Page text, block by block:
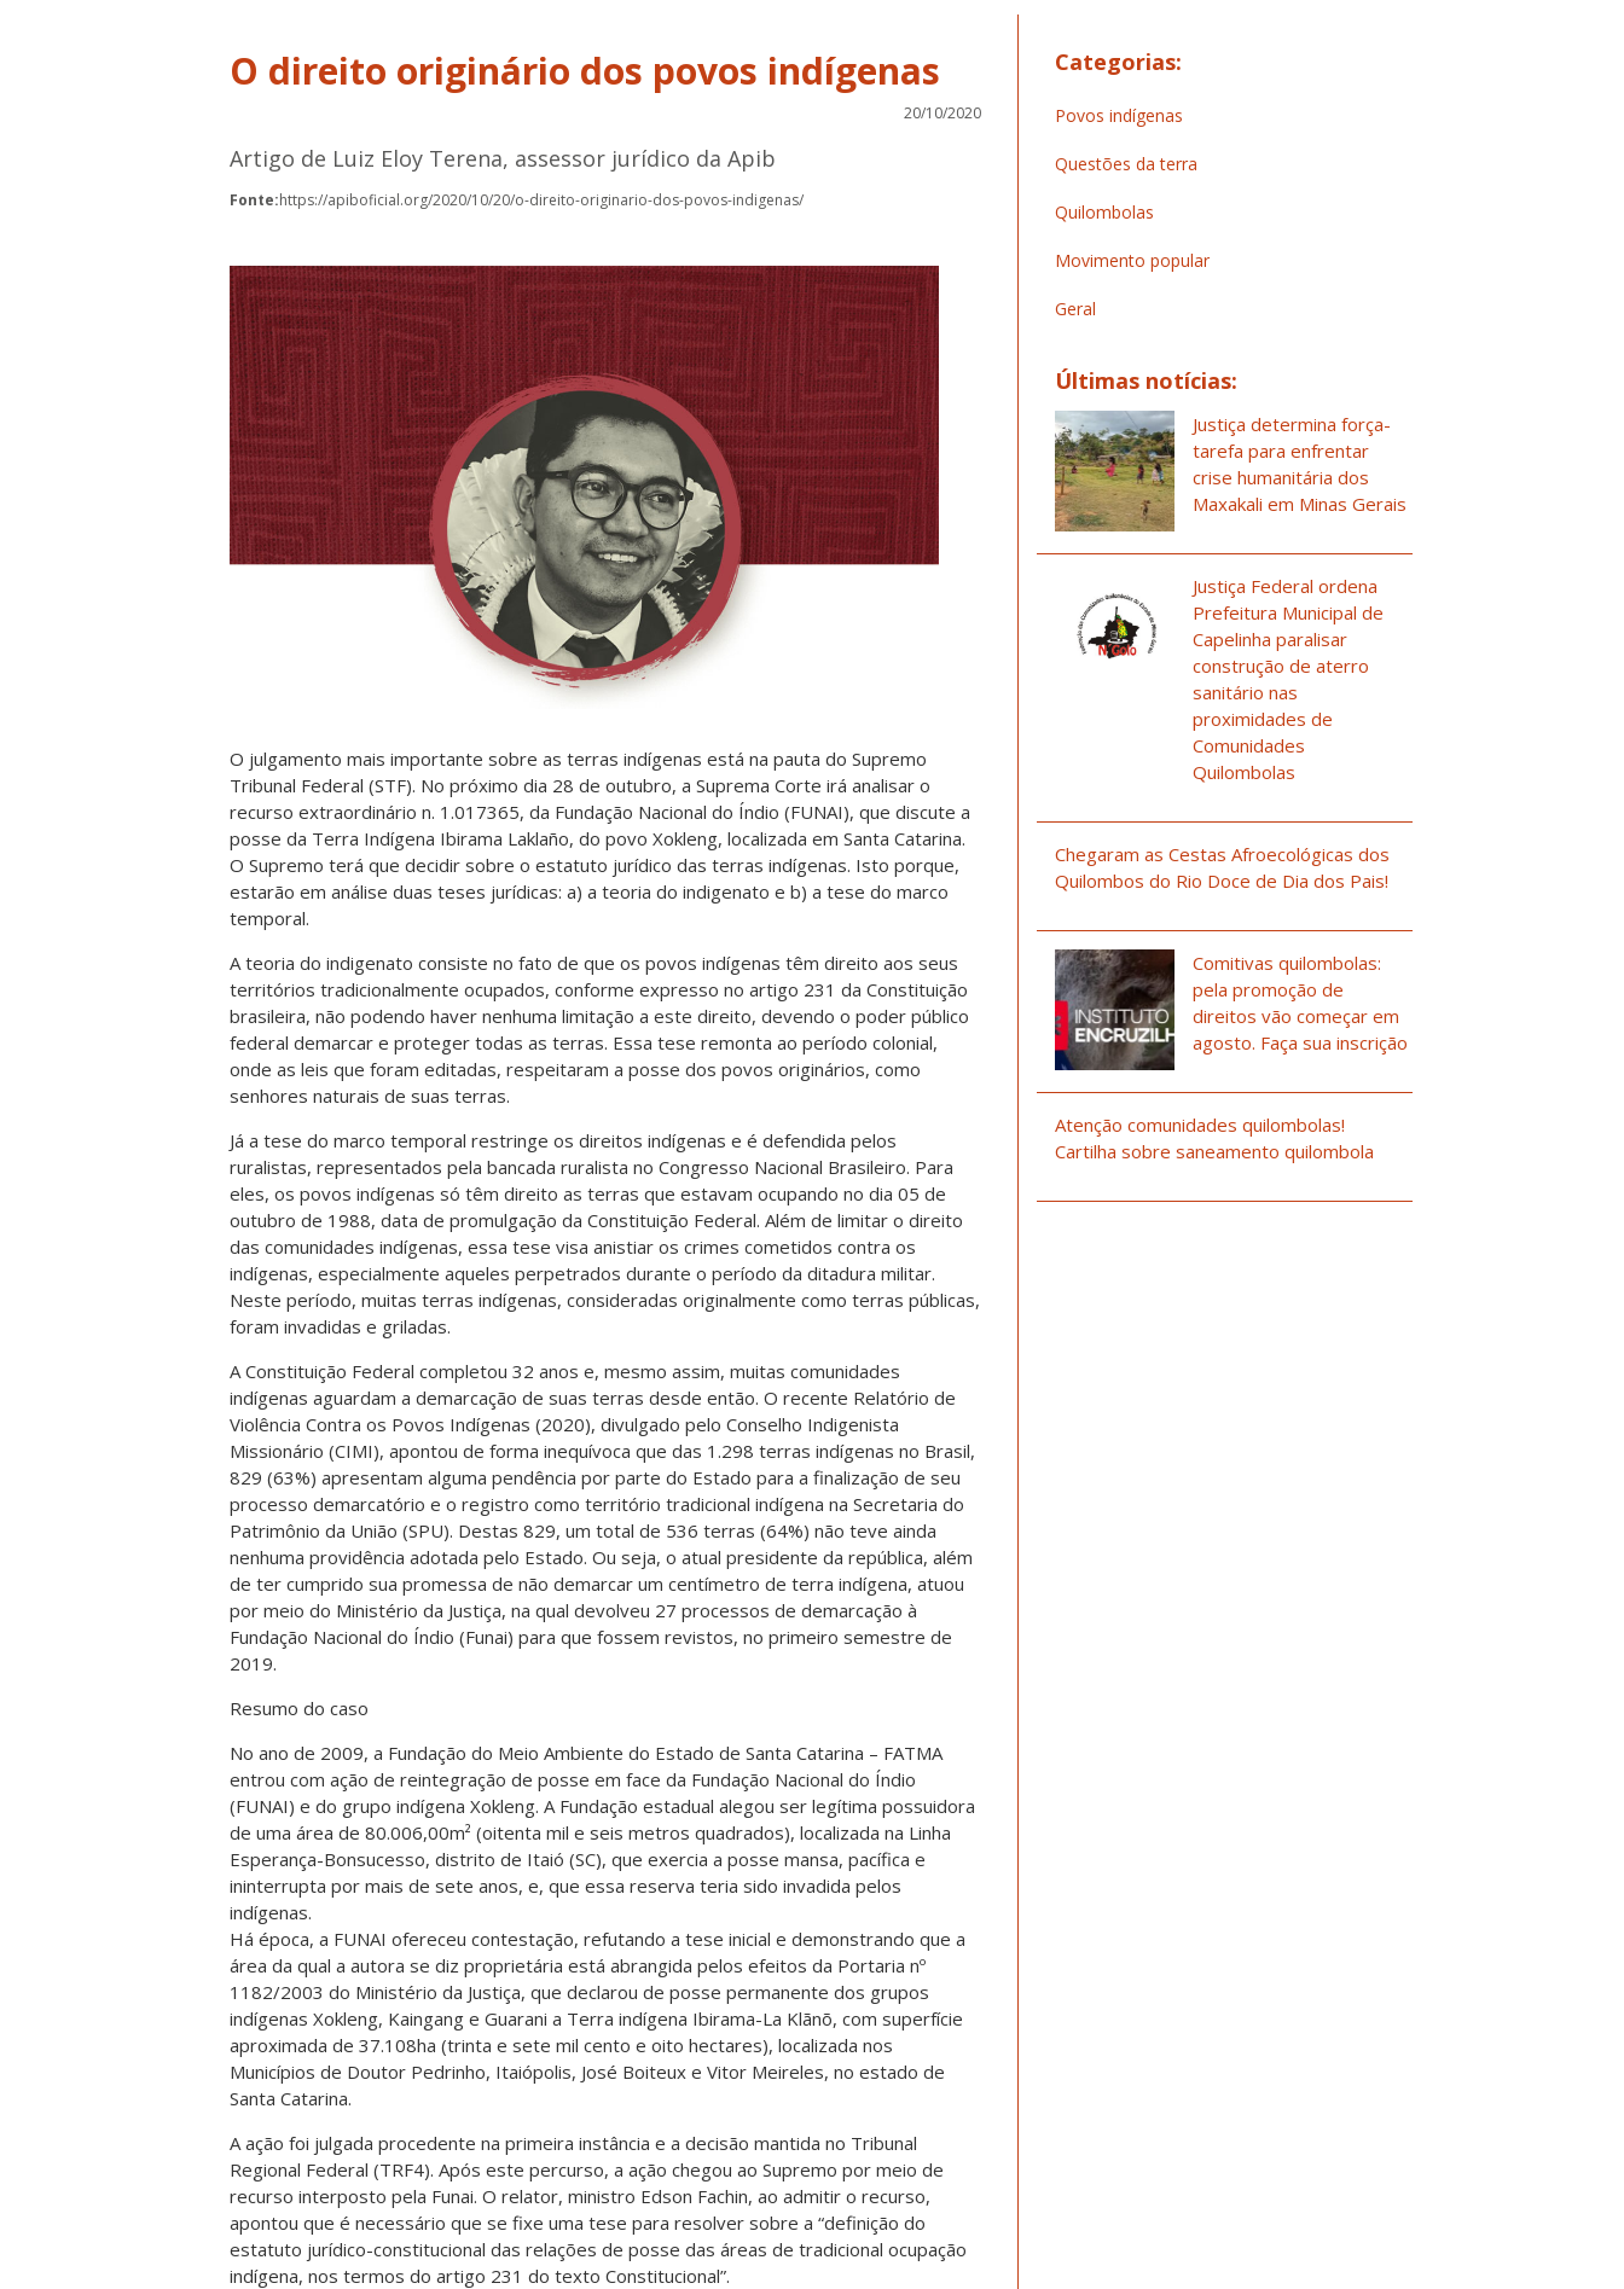
O direito originário dos povos indígenas
20/10/2020
Artigo de Luiz Eloy Terena, assessor jurídico da Apib
Fonte:https://apiboficial.org/2020/10/20/o-direito-originario-dos-povos-indigenas/
O julgamento mais importante sobre as terras indígenas está na pauta do Supremo
Tribunal Federal (STF). No próximo dia 28 de outubro, a Suprema Corte irá analisar o
recurso extraordinário n. 1.017365, da Fundação Nacional do Índio (FUNAI), que discute a
posse da Terra Indígena Ibirama Laklaño, do povo Xokleng, localizada em Santa Catarina.
O Supremo terá que decidir sobre o estatuto jurídico das terras indígenas. Isto porque,
estarão em análise duas teses jurídicas: a) a teoria do indigenato e b) a tese do marco
temporal.
A teoria do indigenato consiste no fato de que os povos indígenas têm direito aos seus
territórios tradicionalmente ocupados, conforme expresso no artigo 231 da Constituição
brasileira, não podendo haver nenhuma limitação a este direito, devendo o poder público
federal demarcar e proteger todas as terras. Essa tese remonta ao período colonial,
onde as leis que foram editadas, respeitaram a posse dos povos originários, como
senhores naturais de suas terras.
Já a tese do marco temporal restringe os direitos indígenas e é defendida pelos
ruralistas, representados pela bancada ruralista no Congresso Nacional Brasileiro. Para
eles, os povos indígenas só têm direito as terras que estavam ocupando no dia 05 de
outubro de 1988, data de promulgação da Constituição Federal. Além de limitar o direito
das comunidades indígenas, essa tese visa anistiar os crimes cometidos contra os
indígenas, especialmente aqueles perpetrados durante o período da ditadura militar.
Neste período, muitas terras indígenas, consideradas originalmente como terras públicas,
foram invadidas e griladas.
A Constituição Federal completou 32 anos e, mesmo assim, muitas comunidades
indígenas aguardam a demarcação de suas terras desde então. O recente Relatório de
Violência Contra os Povos Indígenas (2020), divulgado pelo Conselho Indigenista
Missionário (CIMI), apontou de forma inequívoca que das 1.298 terras indígenas no Brasil,
829 (63%) apresentam alguma pendência por parte do Estado para a finalização de seu
processo demarcatório e o registro como território tradicional indígena na Secretaria do
Patrimônio da União (SPU). Destas 829, um total de 536 terras (64%) não teve ainda
nenhuma providência adotada pelo Estado. Ou seja, o atual presidente da república, além
de ter cumprido sua promessa de não demarcar um centímetro de terra indígena, atuou
por meio do Ministério da Justiça, na qual devolveu 27 processos de demarcação à
Fundação Nacional do Índio (Funai) para que fossem revistos, no primeiro semestre de
2019.
Resumo do caso
No ano de 2009, a Fundação do Meio Ambiente do Estado de Santa Catarina – FATMA
entrou com ação de reintegração de posse em face da Fundação Nacional do Índio
(FUNAI) e do grupo indígena Xokleng. A Fundação estadual alegou ser legítima possuidora
de uma área de 80.006,00m² (oitenta mil e seis metros quadrados), localizada na Linha
Esperança-Bonsucesso, distrito de Itaió (SC), que exercia a posse mansa, pacífica e
ininterrupta por mais de sete anos, e, que essa reserva teria sido invadida pelos
indígenas.
Há época, a FUNAI ofereceu contestação, refutando a tese inicial e demonstrando que a
área da qual a autora se diz proprietária está abrangida pelos efeitos da Portaria nº
1182/2003 do Ministério da Justiça, que declarou de posse permanente dos grupos
indígenas Xokleng, Kaingang e Guarani a Terra indígena Ibirama-La Klãnõ, com superfície
aproximada de 37.108ha (trinta e sete mil cento e oito hectares), localizada nos
Municípios de Doutor Pedrinho, Itaiópolis, José Boiteux e Vitor Meireles, no estado de
Santa Catarina.
A ação foi julgada procedente na primeira instância e a decisão mantida no Tribunal
Regional Federal (TRF4). Após este percurso, a ação chegou ao Supremo por meio de
recurso interposto pela Funai. O relator, ministro Edson Fachin, ao admitir o recurso,
apontou que é necessário que se fixe uma tese para resolver sobre a “definição do
estatuto jurídico-constitucional das relações de posse das áreas de tradicional ocupação
indígena, nos termos do artigo 231 do texto Constitucional”.
Categorias:
Povos indígenas
Questões da terra
Quilombolas
Movimento popular
Geral
Últimas notícias:
Justiça determina força-
tarefa para enfrentar
crise humanitária dos
Maxakali em Minas Gerais
Justiça Federal ordena
Prefeitura Municipal de
Capelinha paralisar
construção de aterro
sanitário nas
proximidades de
Comunidades
Quilombolas
Chegaram as Cestas Afroecológicas dos
Quilombos do Rio Doce de Dia dos Pais!
Comitivas quilombolas:
pela promoção de
direitos vão começar em
agosto. Faça sua inscrição
Atenção comunidades quilombolas!
Cartilha sobre saneamento quilombola